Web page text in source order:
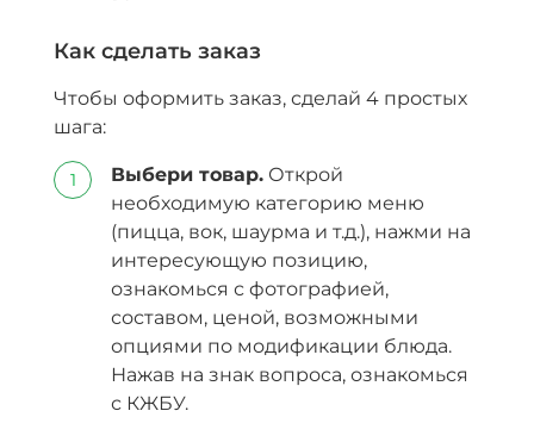
Как сделать заказ
Чтобы оформить заказ, сделай 4 простых
шага:
Выбери товар. Открой
необходимую категорию меню
(пицца, вок, шаурма и т.д.), нажми на
интересующую позицию,
ознакомься с фотографией,
составом, ценой, возможными
опциями по модификации блюда.
Нажав на знак вопроса, ознакомься
с КЖБУ.